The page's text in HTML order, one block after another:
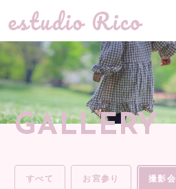
CONCEPT
コンセプト
MENU & PRICE
メニュー
ギャラリー
GALLERY
すべて お宮参り 撮影会